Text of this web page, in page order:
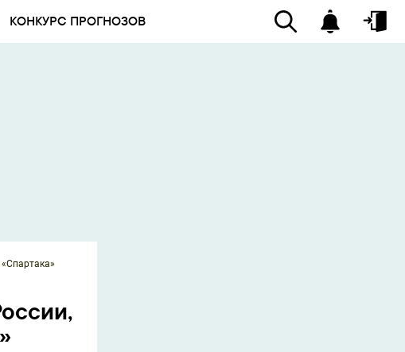
КОНКУРС ПРОГНОЗОВ